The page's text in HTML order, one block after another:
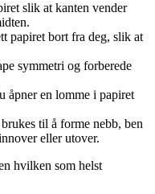
slik at kanten vender
papiret bort fra deg, slik at
symmetri og forberede
åpner en lomme i papiret
til å forme nebb, ben
eller utover.
hvilken som helst